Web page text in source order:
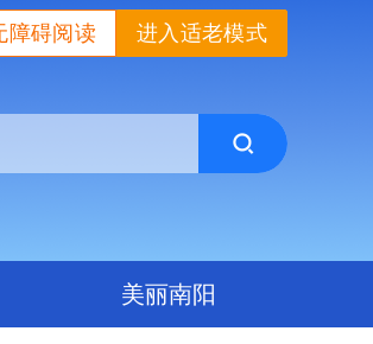
进入适老模式
障碍阅读
美丽南阳